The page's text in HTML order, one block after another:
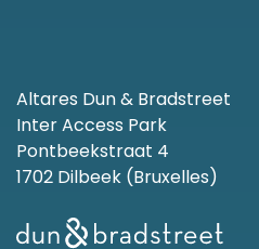
Altares Dun & Bradstreet
Inter Access Park
Pontbeekstraat 4
1702 Dilbeek (Bruxelles)